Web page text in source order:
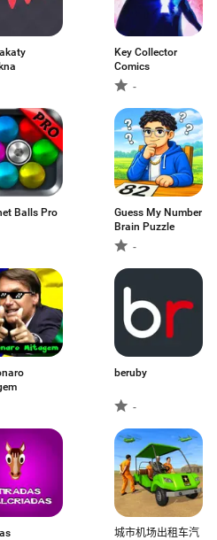
Key Collector
Comics
-
Balls Pro
Guess My Number
Brain Puzzle
-
beruby
-
城市机场出租车汽